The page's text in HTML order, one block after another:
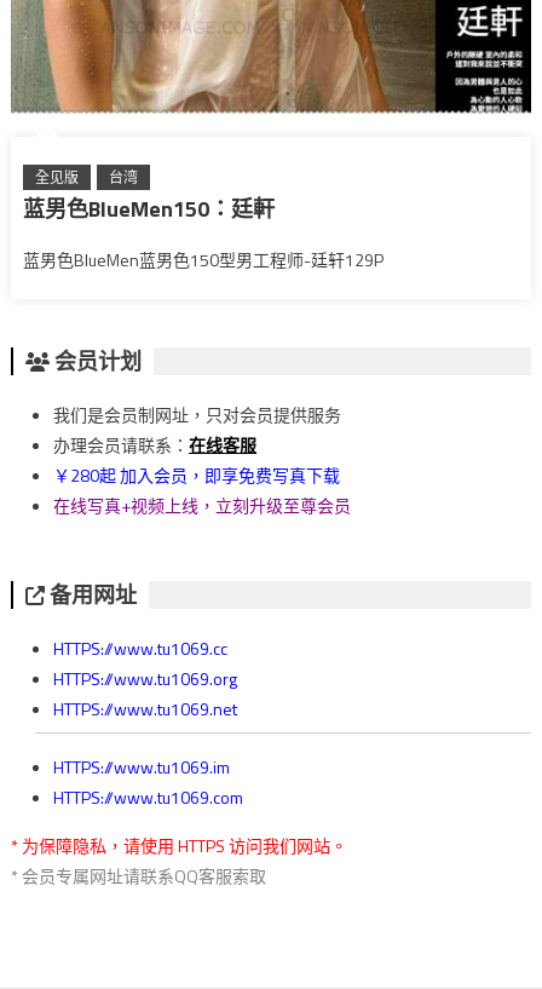
全见版 台湾
蓝男色BlueMen150：廷軒
蓝男色BlueMen蓝男色150型男工程师-廷轩129P
会员计划
我们是会员制网址，只对会员提供服务
办理会员请联系： 在线客服
￥280起 加入会员，即享免费写真下载
在线写真+视频上线，立刻升级至尊会员
备用网址
HTTPS://www.tu1069.cc
HTTPS://www.tu1069.org
HTTPS://www.tu1069.net
HTTPS://www.tu1069.im
HTTPS://www.tu1069.com
* 为保障隐私，请使用 HTTPS 访问我们网站。
* 会员专属网址请联系QQ客服索取